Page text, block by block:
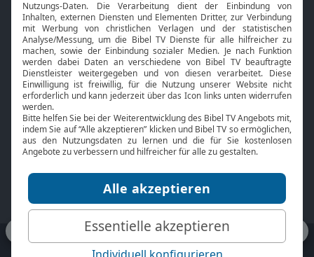
HbbTV
Bibelthek Online-Bibel
Nächster Gottesdienst
Bibel TV
Über uns
Jobs
Mediadaten
Service
Kontakt
TV-Empfang
bibeltv.de: Impressum
Datenschutz